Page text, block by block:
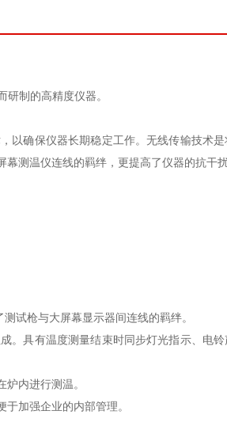
研制的高精度仪器。
以确保仪器长期稳定工作。无线传输技术
测温仪连线的羁绊，更提高了仪器的抗干
试枪与大屏幕显示器间连线的羁绊。
。具有温度测量结束时同步灯光指示、电
炉内进行测温。
加强企业的内部管理。